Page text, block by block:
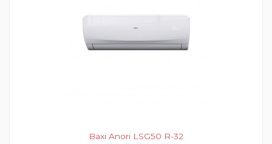
Baxi Anori LSG50 R-32